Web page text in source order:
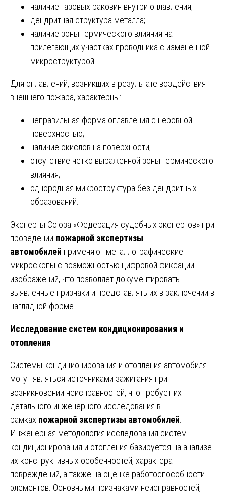
наличие газовых раковин внутри оплавления;
дендритная структура металла;
наличие зоны термического влияния на
прилегающих участках проводника с измененной
микроструктурой.
Для оплавлений, возникших в результате воздействия
внешнего пожара, характерны:
неправильная форма оплавления с неровной
поверхностью;
наличие окислов на поверхности;
отсутствие четко выраженной зоны термического
влияния;
однородная микроструктура без дендритных
образований.
Эксперты Союза «Федерация судебных экспертов» при
проведении пожарной экспертизы
автомобилей применяют металлографические
микроскопы с возможностью цифровой фиксации
изображений, что позволяет документировать
выявленные признаки и представлять их в заключении в
наглядной форме.
Исследование систем кондиционирования и
отопления
Системы кондиционирования и отопления автомобиля
могут являться источниками зажигания при
возникновении неисправностей, что требует их
детального инженерного исследования в
рамках пожарной экспертизы автомобилей
Инженерная методология исследования систем
кондиционирования и отопления базируется на анализе
их конструктивных особенностей, характера
повреждений, а также на оценке работоспособности
элементов. Основными признаками неисправностей,